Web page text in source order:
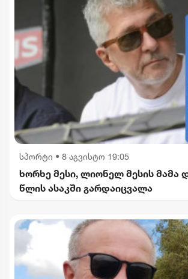
სპორტი • 8 აგვისტო 19:05
ხორხე მესი, ლიონელ მესის მამა
წლის ასაკში გარდაიცვალა